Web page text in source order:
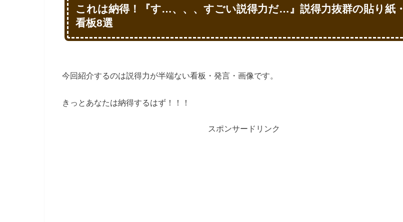
これは納得！『す…、、、すごい説得力だ…』説得力抜群の貼り紙・
看板8選
今回紹介するのは説得力が半端ない看板・発言・画像です。
きっとあなたは納得するはず！！！
スポンサードリンク